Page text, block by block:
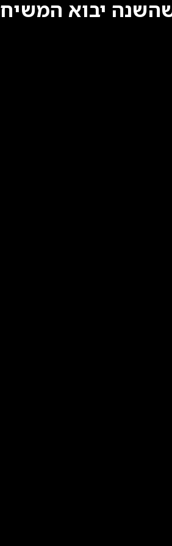
יבוא המשיח